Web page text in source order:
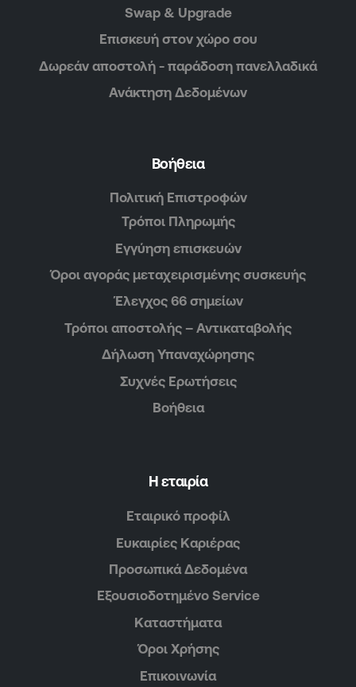
Swap & Upgrade
Επισκευή στον χώρο σου
Δωρεάν αποστολή - παράδοση πανελλαδικά
Ανάκτηση Δεδομένων
Βοήθεια
Πολιτική Επιστροφών
Τρόποι Πληρωμής
Εγγύηση επισκευών
Όροι αγοράς μεταχειρισμένης συσκευής
Έλεγχος 66 σημείων
Τρόποι αποστολής – Αντικαταβολής
Δήλωση Υπαναχώρησης
Συχνές Ερωτήσεις
Βοήθεια
Η εταιρία
Εταιρικό προφίλ
Ευκαιρίες Καριέρας
Προσωπικά Δεδομένα
Εξουσιοδοτημένο Service
Καταστήματα
Όροι Χρήσης
Επικοινωνία